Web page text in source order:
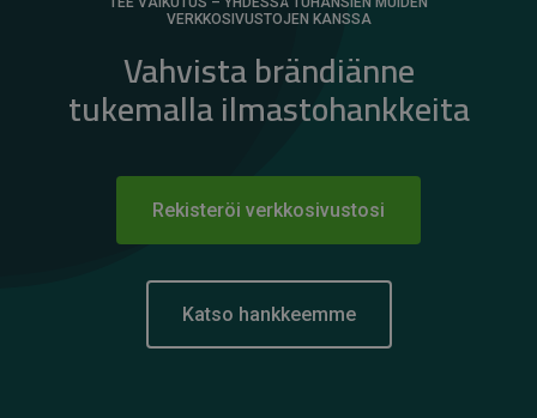
VERKKOSIVUSTOJEN KANSSA
Vahvista brändiänne
tukemalla ilmastohankkeita
Rekisteröi verkkosivustosi
Katso hankkeemme